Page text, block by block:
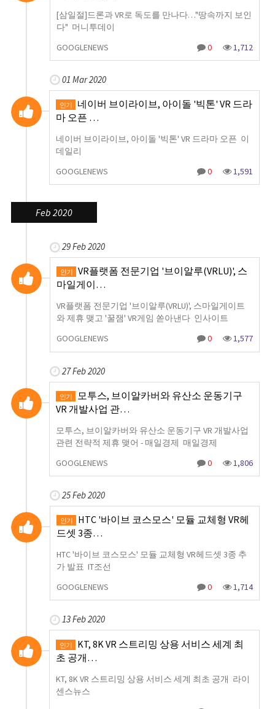
[삼일절]드론과 VR로 독도를 만나다…"땅속까지 보인
다" 머니투데이
GOOGLENEWS
0 1,712
01 Mar 2020
인기
네이버 브이라이브, 아이돌 '빅톤' VR 드라
마 오픈 …
네이버 브이라이브, 아이돌 '빅톤' VR 드라마 오픈 이
데일리
GOOGLENEWS
0 1,591
Feb 2020
29 Feb 2020
인기
VR플랫폼 전문기업 '브이알루(VRLU)', 스
마일게이…
VR플랫폼 전문기업 '브이알루(VRLU)', 스마일게이트
와 제휴 맺고 '꿀잼' VR게임 쏟아낸다 인사이트
GOOGLENEWS
0 1,577
27 Feb 2020
인기
모투스, 브이알카버와 유산소 운동기구
VR 개발사업 관…
모투스, 브이알카버와 유산소 운동기구 VR 개발사업
관련 전략적 제휴 맺어 - 매일경제 매일경제
GOOGLENEWS
0 1,806
25 Feb 2020
인기
HTC '바이브 코스모스' 모듈 교체형 VR헤
드셋 3종…
HTC '바이브 코스모스' 모듈 교체형 VR헤드셋 3종 추
가 발표 IT조선
GOOGLENEWS
0 1,714
13 Feb 2020
인기
KT, 8K VR 스트리밍 상용 서비스 세계 최
초 공개…
KT, 8K VR 스트리밍 상용 서비스 세계 최초 공개 라이
센스뉴스